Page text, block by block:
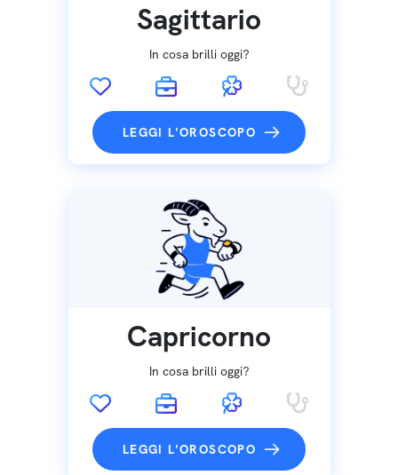
Sagittario
In cosa brilli oggi?
LEGGI L'OROSCOPO
Capricorno
In cosa brilli oggi?
LEGGI L'OROSCOPO